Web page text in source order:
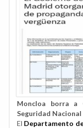
Moncloa borra a
Seguridad Nacional
El Departamento